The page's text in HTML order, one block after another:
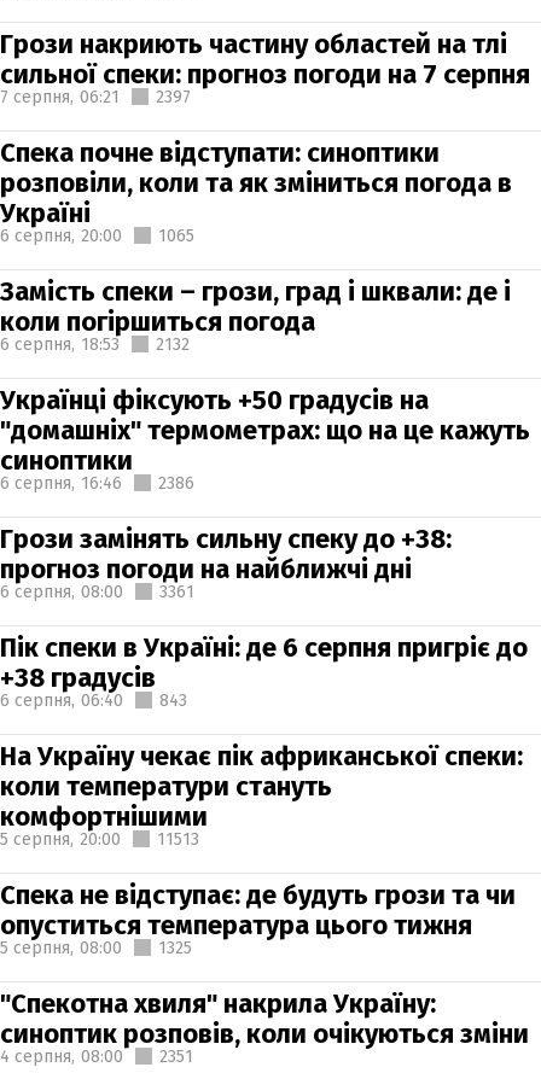
Грози накриють частину областей на тлі
сильної спеки: прогноз погоди на 7 серпня
7 серпня, 06:21 2397
Спека почне відступати: синоптики
розповіли, коли та як зміниться погода в
Україні
6 серпня, 20:00 1065
Замість спеки – грози, град і шквали: де і
коли погіршиться погода
6 серпня, 18:53 2132
Українці фіксують +50 градусів на
"домашніх" термометрах: що на це кажуть
синоптики
6 серпня, 16:46 2386
Грози замінять сильну спеку до +38:
прогноз погоди на найближчі дні
6 серпня, 08:00 3361
Пік спеки в Україні: де 6 серпня пригріє до
+38 градусів
6 серпня, 06:40 843
На Україну чекає пік африканської спеки:
коли температури стануть
комфортнішими
5 серпня, 20:00 11513
Спека не відступає: де будуть грози та чи
опуститься температура цього тижня
5 серпня, 08:00 1325
"Спекотна хвиля" накрила Україну:
синоптик розповів, коли очікуються зміни
4 серпня, 08:00 2351